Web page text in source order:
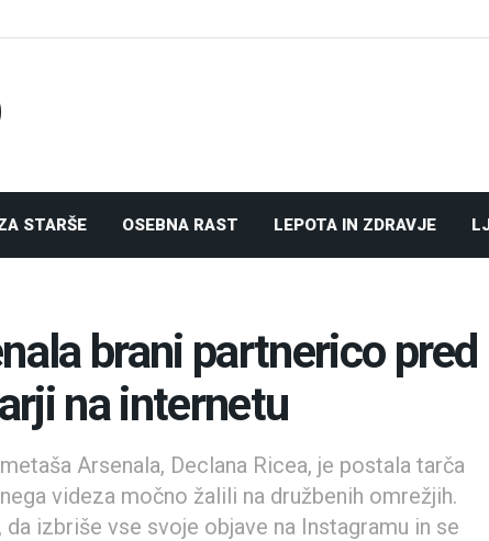
STARŠE OSEBNA RAST LEPOTA IN ZDRAVJE
brani partnerico pred
na internetu
Arsenala, Declana Ricea, je postala tarča
videza močno žalili na družbenih omrežjih.
izbriše vse svoje objave na Instagramu in se